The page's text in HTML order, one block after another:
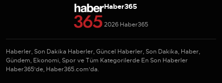
Haber365
2026 Haber365
Haberler, Son Dakika Haberler, Güncel Haberler, Son Dakika, Haber,
Gündem, Ekonomi, Spor ve Tüm Kategorilerde En Son Haberler
Haber365'de, Haber365.com'da.